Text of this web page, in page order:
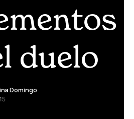
duelo
Domingo